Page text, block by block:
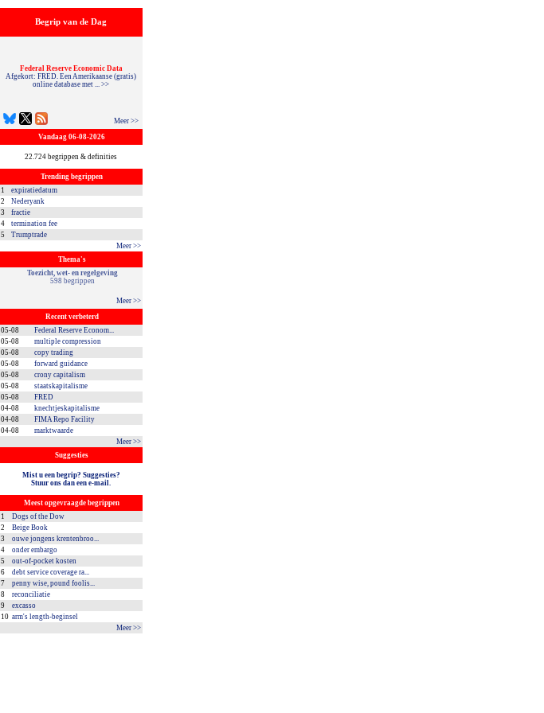
Begrip van de Dag
Meer >>
Federal Reserve Economic Data
Afgekort: FRED. Een Amerikaanse (gratis)
online database met ... >>
Vandaag 06-08-2026
22.724 begrippen & definities
Trending begrippen
1
expiratiedatum
2
Nederyank
3
fractie
4
termination fee
5
Trumptrade
Meer >>
Thema's
Toezicht, wet- en regelgeving
598 begrippen
Meer >>
Recent verbeterd
05-08
Federal Reserve Econom...
05-08
multiple compression
05-08
copy trading
05-08
forward guidance
05-08
crony capitalism
05-08
staatskapitalisme
05-08
FRED
04-08
knechtjeskapitalisme
04-08
FIMA Repo Facility
04-08
marktwaarde
Meer >>
Suggesties
Mist u een begrip? Suggesties?
Stuur ons dan een e-mail.
Meest opgevraagde begrippen
1
Dogs of the Dow
2
Beige Book
3
ouwe jongens krentenbroo...
4
onder embargo
5
out-of-pocket kosten
6
debt service coverage ra...
7
penny wise, pound foolis...
8
reconciliatie
9
excasso
10 arm's length-beginsel
Meer >>